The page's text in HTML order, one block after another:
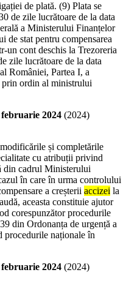
de plată. (9) Plata se
de zile lucrătoare de la data
a Ministerului Finanțelor
de stat pentru compensarea
un cont deschis la Trezoreria
zile lucrătoare de la data
României, Partea I, a
prin ordin al ministrului
2024 (2024)
și completările
cu atribuții privind
din cadrul Ministerului
în care în urma controlului
a creșterii accizei la
aceasta constituie ajutor
corespunzător procedurile
din Ordonanța de urgență a
naționale în
2024 (2024)